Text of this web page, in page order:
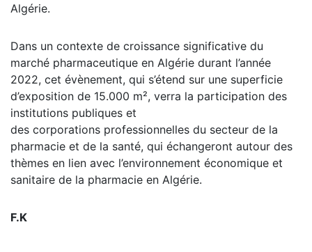
Algérie.
Dans un contexte de croissance significative du
marché pharmaceutique en Algérie durant l’année
2022, cet évènement, qui s’étend sur une superficie
d’exposition de 15.000 m², verra la participation des
institutions publiques et
des corporations professionnelles du secteur de la
pharmacie et de la santé, qui échangeront autour des
thèmes en lien avec l’environnement économique et
sanitaire de la pharmacie en Algérie.
F.K